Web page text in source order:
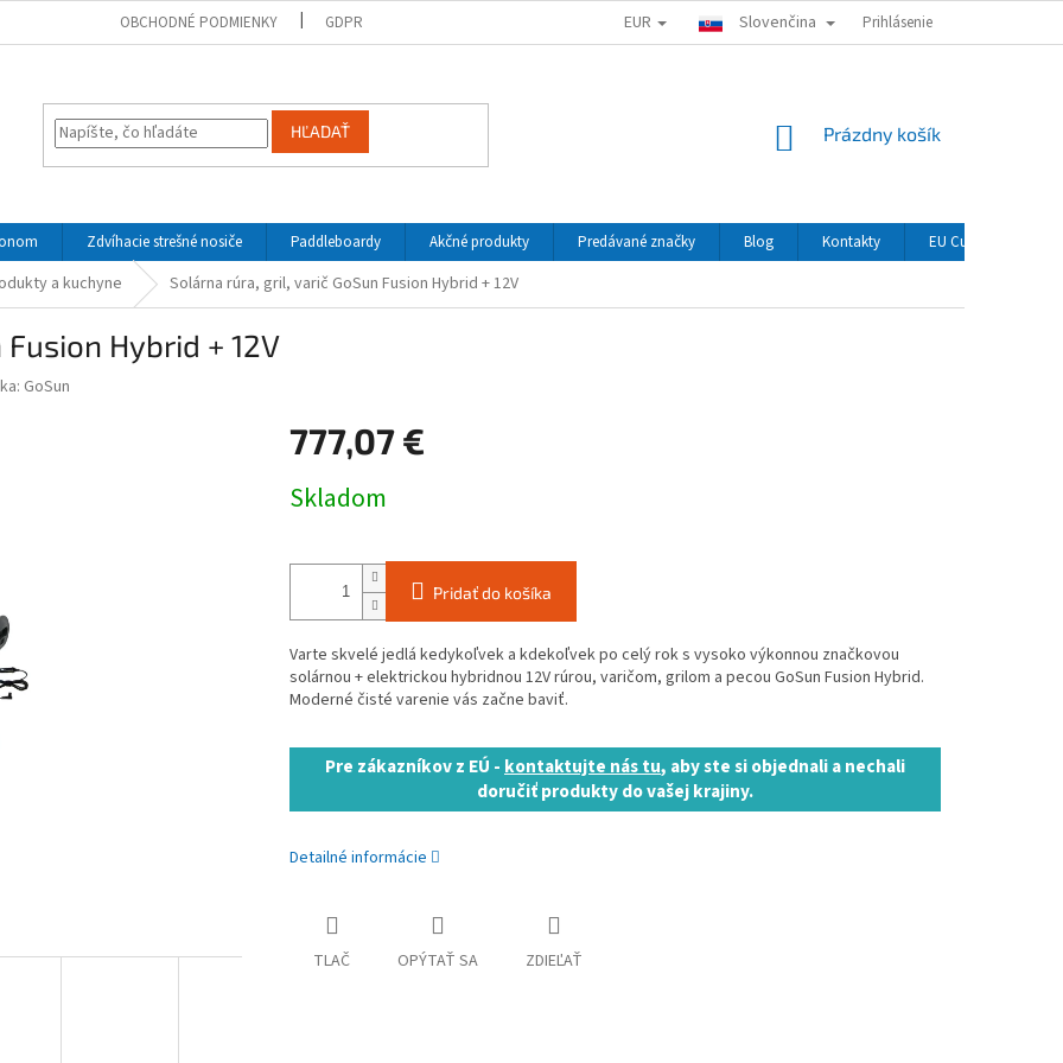
OBCHODNÉ PODMIENKY GDPR EUR Slovenčina Prihlásenie
HĽADAŤ
NÁKUPNÝ
Prázdny košík
Zdvíhacie strešné nosiče Paddleboardy Akčné produkty Predávané značky Blog Kontakty EU Customers
a kuchyne Solárna rúra, gril, varič GoSun Fusion Hybrid + 12V
Hybrid + 12V
GoSun
777,07 €
cena:
Skladom
Pridať do košíka
Varte skvelé jedlá kedykoľvek a kdekoľvek po celý rok s vysoko výkonnou značkovou
solárnou + elektrickou hybridnou 12V rúrou, varičom, grilom a pecou GoSun Fusion Hybrid.
Moderné čisté varenie vás začne baviť.
Pre zákazníkov z EÚ -kontaktujte nás tu, aby ste si objednali a nechali
doručiť produkty do vašej krajiny.
Detailné informácie
TLAČ OPÝTAŤ SA ZDIEĽAŤ